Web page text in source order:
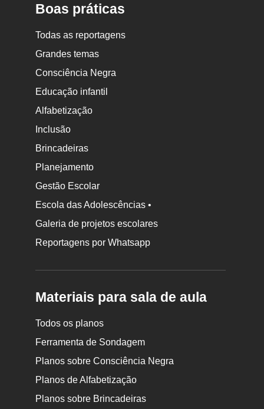
Boas práticas
Todas as reportagens
Grandes temas
Consciência Negra
Educação infantil
Alfabetização
Inclusão
Brincadeiras
Planejamento
Gestão Escolar
Escola das Adolescências •
Galeria de projetos escolares
Reportagens por Whatsapp
Materiais para sala de aula
Todos os planos
Ferramenta de Sondagem
Planos sobre Consciência Negra
Planos de Alfabetização
Planos sobre Brincadeiras